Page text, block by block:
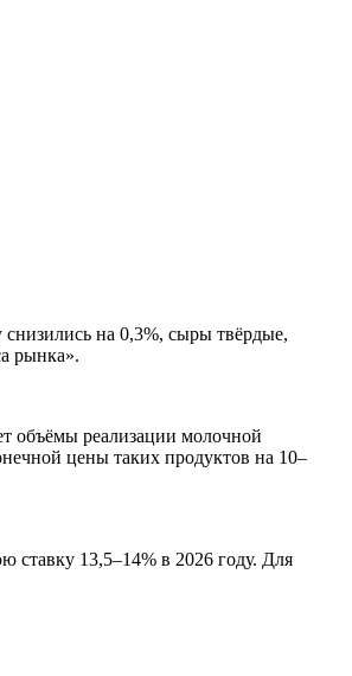
на 0,3%, сыры твёрдые,
рынка».
объёмы реализации молочной
цены таких продуктов на 10–
ставку 13,5–14% в 2026 году. Для